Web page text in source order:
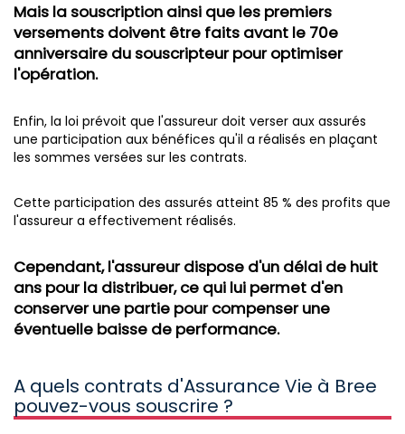
Mais la souscription ainsi que les premiers
versements doivent être faits avant le 70e
anniversaire du souscripteur pour optimiser
l'opération.
Enfin, la loi prévoit que l'assureur doit verser aux assurés
une participation aux bénéfices qu'il a réalisés en plaçant
les sommes versées sur les contrats.
Cette participation des assurés atteint 85 % des profits que
l'assureur a effectivement réalisés.
Cependant, l'assureur dispose d'un délai de huit
ans pour la distribuer, ce qui lui permet d'en
conserver une partie pour compenser une
éventuelle baisse de performance.
A quels contrats d'Assurance Vie à Bree
pouvez-vous souscrire ?